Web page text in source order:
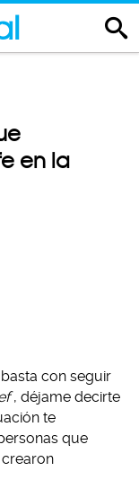
en la
con seguir
, déjame decirte
te
que